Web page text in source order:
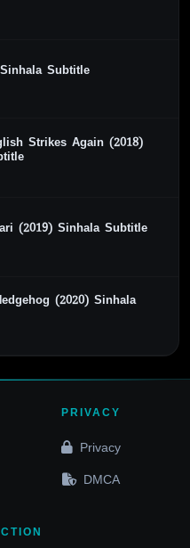
Subtitle
Strikes Again (2018)
(2019) Sinhala Subtitle
(2020) Sinhala
PRIVACY
Privacy
DMCA